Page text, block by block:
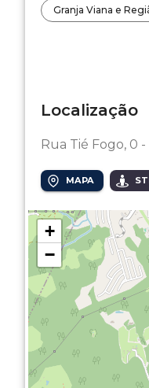
Granja Viana e
Localização
Rua Tié Fogo, 0 -
MAPA
+
−